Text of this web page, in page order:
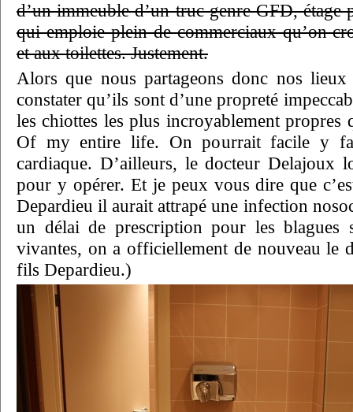
d’un immeuble d’un truc genre GFD, étage
qui emploie plein de commerciaux qu’on
et aux toilettes. Justement.
Alors que nous partageons donc nos lieux
constater qu’ils sont d’une propreté
les chiottes les plus incroyablement propres
Of my entire life. On pourrait facile y
cardiaque. D’ailleurs, le docteur Delajoux
pour y opérer. Et je peux vous dire que
Depardieu il aurait attrapé une infection
un délai de prescription pour les blagues
vivantes, on a officiellement de nouveau le
fils Depardieu.)